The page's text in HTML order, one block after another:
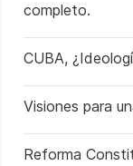
completo.
CUBA,
Visiones para
Reforma